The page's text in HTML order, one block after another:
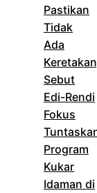
Pastikan
Tidak
Ada
Sebut
Edi-Rendi
Fokus
Program
Kukar
Idaman di